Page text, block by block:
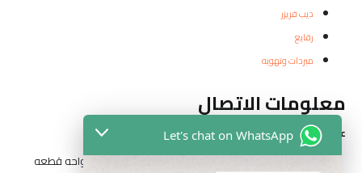
ديب فريزر
رفايع
مبردات وتهويه
معلومات الاتصال
عناوين الفروع
المقطم الهضبه الوسطي الحي التاني شارع مدرسه الواحه قطعه
Let's chat on WhatsApp